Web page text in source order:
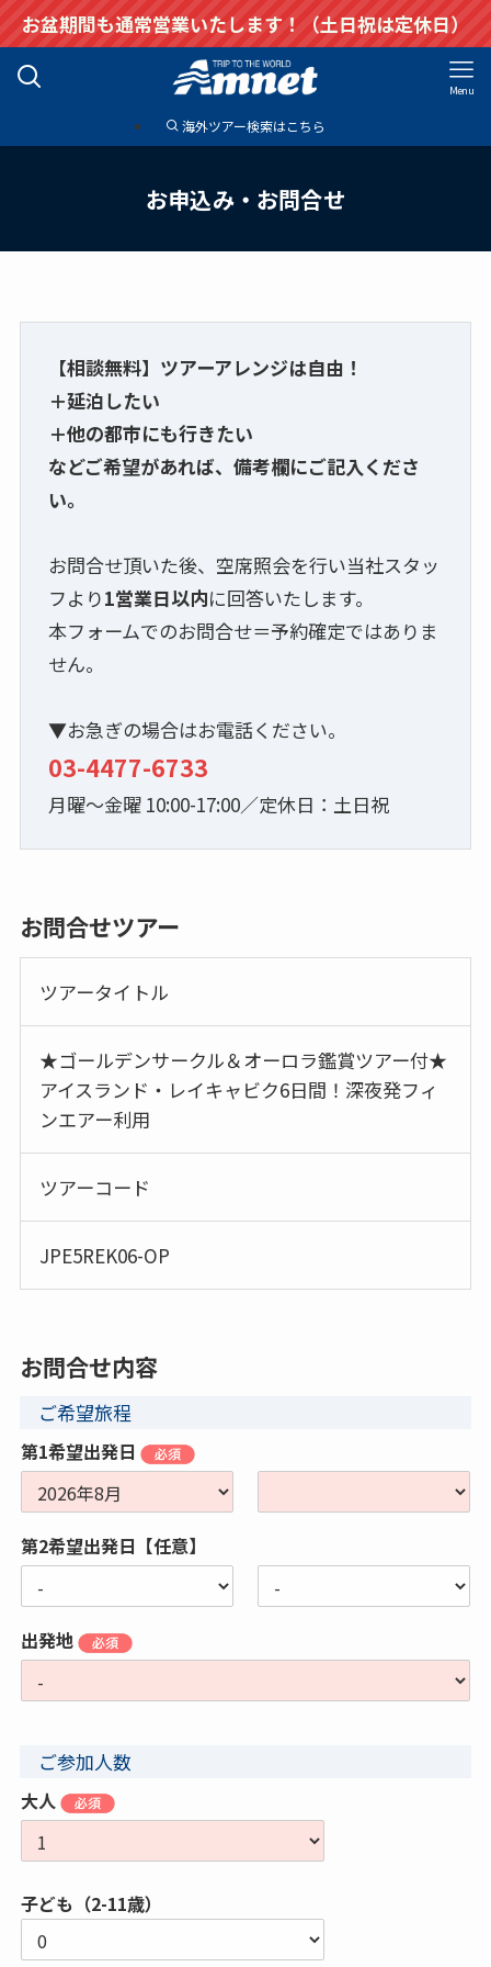
お盆期間も通常営業いたします！（土日祝は定休日）
Menu
海外ツアー検索はこちら
お申込み・お問合せ
【相談無料】ツアーアレンジは自由！
＋延泊したい
＋他の都市にも行きたい
などご希望があれば、備考欄にご記入くださ
い。
お問合せ頂いた後、空席照会を行い当社スタッ
フより1営業日以内に回答いたします。
本フォームでのお問合せ＝予約確定ではありま
せん。
▼お急ぎの場合はお電話ください。
03-4477-6733
月曜～金曜 10:00-17:00／定休日：土日祝
お問合せツアー
ツアータイトル
★ゴールデンサークル＆オーロラ鑑賞ツアー付★
アイスランド・レイキャビク6日間！深夜発フィ
ンエアー利用
ツアーコード
JPE5REK06-OP
お問合せ内容
ご希望旅程
第1希望出発日
第2希望出発日【任意】
出発地
ご参加人数
大人
子ども（2-11歳）